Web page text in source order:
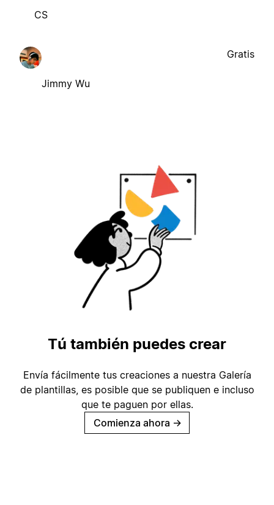
CS
Jimmy Wu
Gratis
Tú también puedes crear
Envía fácilmente tus creaciones a nuestra Galería
de plantillas, es posible que se publiquen e incluso
que te paguen por ellas.
Comienza ahora →